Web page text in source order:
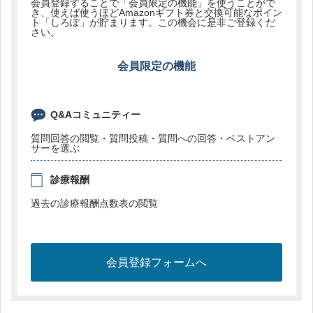
会員登録することで「会員限定の機能」を使うことがで
き、使えば使うほどAmazonギフト券と交換可能なポイン
ト「しろぽ」が貯まります。この機会に是非ご登録くだ
さい。
会員限定の機能
Q&Aコミュニティー
質問回答の閲覧・質問投稿・質問への回答・ベストアン
サーを選ぶ
診療報酬
過去の診療報酬点数表の閲覧
会員登録フォームへ